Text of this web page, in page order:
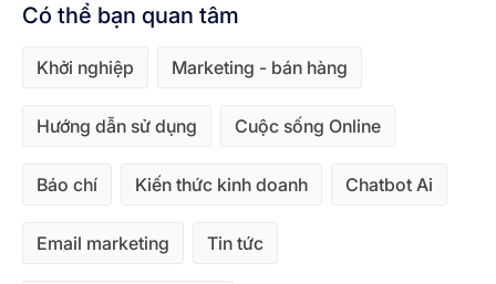
Có thể bạn quan tâm
Khởi nghiệp Marketing - bán hàng
Hướng dẫn sử dụng Cuộc sống Online
Báo chí Kiến thức kinh doanh Chatbot Ai
Email marketing Tin tức